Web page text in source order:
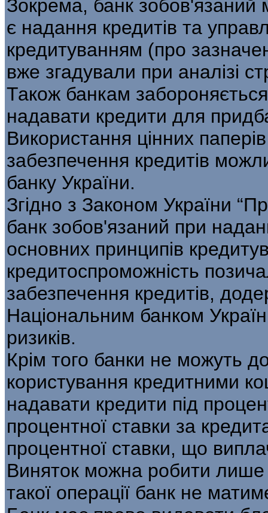
Зокрема, банк зобов'язаний
є надання кредитів та
кредитуванням (про
вже згадували при аналізі
Також банкам
надавати кредити для
Використання цінних
забезпечення кредитів
банку України.
Згідно з Законом України
банк зобов'язаний при
основних принципів
кредитоспроможність
забезпечення кредитів,
Національним банком
ризиків.
Крім того банки не можуть
користування кредитними
надавати кредити під
процентної ставки за
процентної ставки, що
Виняток можна робити лише
такої операції банк не